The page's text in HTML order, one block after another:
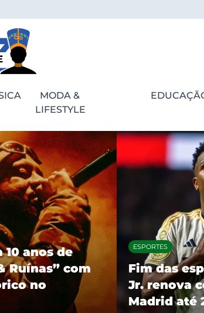
MODA &
LIFESTYLE
10 anos de
Ruínas” com
no
ESPORTES
Fim das
Jr. renova
Madrid até